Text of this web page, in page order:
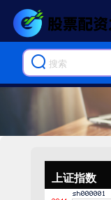
上证指数